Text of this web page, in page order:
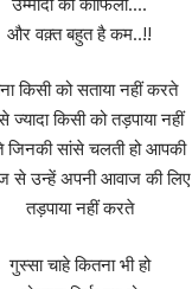
और वक़्त बहुत है कम..!!
किसी को सताया नहीं करते
ज्यादा किसी को तड़पाया नहीं
जिनकी सांसे चलती हो आपकी
से उन्हें अपनी आवाज की लिए
तड़पाया नहीं करते
गुस्सा चाहे कितना भी हो